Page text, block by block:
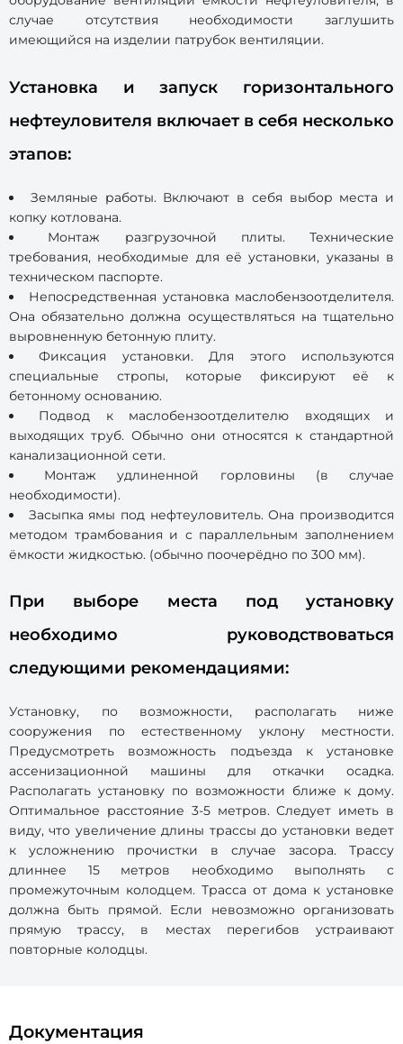
случае отсутствия необходимости заглушить
имеющийся на изделии патрубок вентиляции.
Установка и запуск горизонтального
нефтеуловителя включает в себя несколько
этапов:
Земляные работы. Включают в себя выбор места и
копку котлована.
Монтаж разгрузочной плиты. Технические
требования, необходимые для её установки, указаны в
техническом паспорте.
Непосредственная установка маслобензоотделителя.
Она обязательно должна осуществляться на тщательно
выровненную бетонную плиту.
Фиксация установки. Для этого используются
специальные стропы, которые фиксируют её к
бетонному основанию.
Подвод к маслобензоотделителю входящих и
выходящих труб. Обычно они относятся к стандартной
канализационной сети.
Монтаж удлиненной горловины (в случае
необходимости).
Засыпка ямы под нефтеуловитель. Она производится
методом трамбования и с параллельным заполнением
ёмкости жидкостью. (обычно поочерёдно по 300 мм).
При выборе места под установку
необходимо руководствоваться
следующими рекомендациями:
Установку, по возможности, располагать ниже
сооружения по естественному уклону местности.
Предусмотреть возможность подъезда к установке
ассенизационной машины для откачки осадка.
Располагать установку по возможности ближе к дому.
Оптимальное расстояние 3-5 метров. Следует иметь в
виду, что увеличение длины трассы до установки ведет
к усложнению прочистки в случае засора. Трассу
длиннее 15 метров необходимо выполнять с
промежуточным колодцем. Трасса от дома к установке
должна быть прямой. Если невозможно организовать
прямую трассу, в местах перегибов устраивают
повторные колодцы.
Документация